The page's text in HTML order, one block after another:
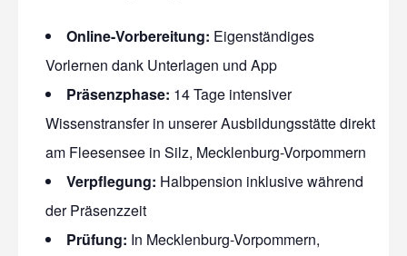
Online-Vorbereitung: Eigenständiges
Vorlernen dank Unterlagen und App
Präsenzphase: 14 Tage intensiver
Wissenstransfer in unserer Ausbildungsstätte direkt
am Fleesensee in Silz, Mecklenburg-Vorpommern
Verpflegung: Halbpension inklusive während
der Präsenzzeit
Prüfung: In Mecklenburg-Vorpommern,